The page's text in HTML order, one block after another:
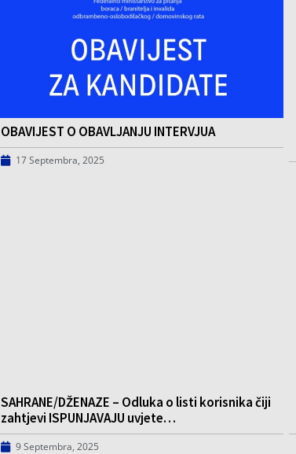
OBAVIJEST O OBAVLJANJU INTERVJUA
17 Septembra, 2025
SAHRANE/DŽENAZE – Odluka o listi korisnika čiji
zahtjevi ISPUNJAVAJU uvjete…
9 Septembra, 2025